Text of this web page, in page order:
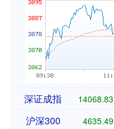
深证成指 14068.49
沪深300 4635.54